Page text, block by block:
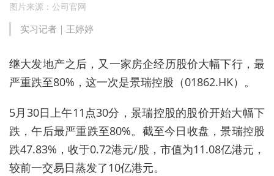
图片来源：公司官网
实习记者｜王婷婷
继大发地产之后，又一家房企经历股价大幅下行，最
严重跌至80%，这一次是景瑞控股（01862.HK）。
5月30日上午11点30分，景瑞控股的股价开始大幅下
跌，午后最严重跌至80%。截至今日收盘，景瑞控股
跌47.83%，收于0.72港元/股，市值为11.08亿港元，
较前一交易日蒸发了10亿港元。